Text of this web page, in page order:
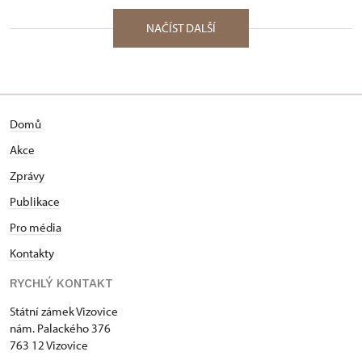
NAČÍST DALŠÍ
Domů
Akce
Zprávy
Publikace
Pro média
Kontakty
RYCHLÝ KONTAKT
Státní zámek Vizovice
nám. Palackého 376
763 12 Vizovice